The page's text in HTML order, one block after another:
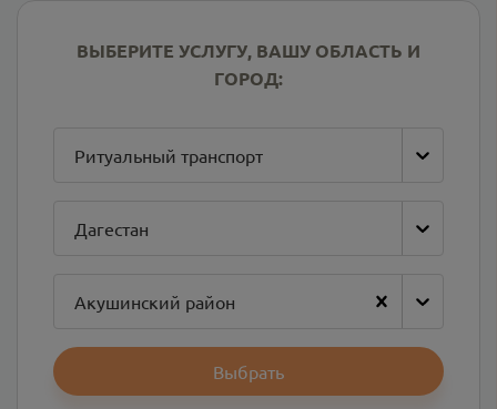
ВЫБЕРИТЕ УСЛУГУ, ВАШУ ОБЛАСТЬ И
ГОРОД:
Ритуальный транспорт
Дагестан
Акушинский район
Выбрать